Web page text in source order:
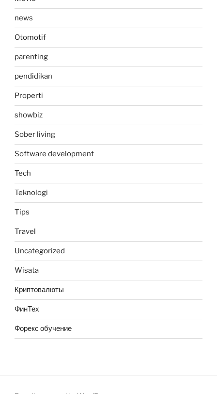
news
Otomotif
parenting
pendidikan
Properti
showbiz
Sober living
Software development
Tech
Teknologi
Tips
Travel
Uncategorized
Wisata
Криптовалюты
ФинТех
Форекс обучение